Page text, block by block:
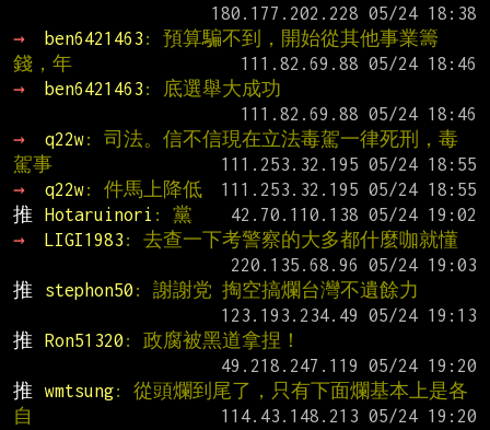
→
ben6421463 : 預算騙不到，開始從其他事業籌
錢，年
→
ben6421463 : 底選舉大成功
→
q22w: 司法。信不信現在立法毒駕一律死刑，毒
駕事
→
q22w: 件馬上降低
推
Hotaruinori : 黨
→
LIGI1983 : 去查一下考警察的大多都什麼咖就懂
推
stephon50 : 謝謝党 掏空搞爛台灣不遺餘力
推
Ron51320 : 政腐被黑道拿捏！
推
wmtsung: 從頭爛到尾了，只有下面爛基本上是各
自